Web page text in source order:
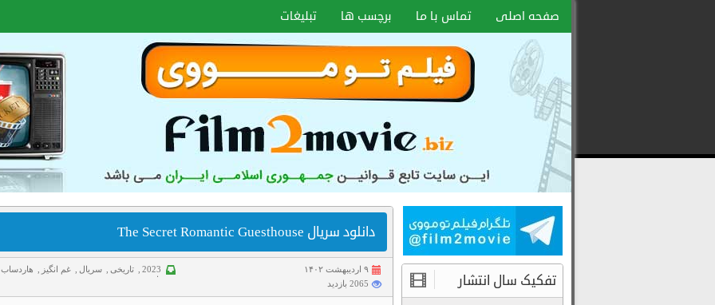
سریال
صفحه اصلی تماس با ما برچسب ها تبلیغات
دانلود سریال The Secret Romantic Guesthouse
۹ اردیبهشت ۱۴۰۲ 2023 تاریخی سریال غم انگیز
هاردساب
فارسی
2065 بازدید تفکیک سال انتشار